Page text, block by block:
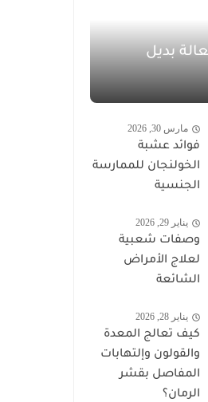
بديل
مارس 30, 2026
فوائد عشبة
الخولنجان للممارسة
الجنسية
يناير 29, 2026
وصفات شعبية
لعلاج الأمراض
الشائعة
يناير 28, 2026
كيف تعالج المعدة
والقولون وإلتهابات
المفاصل بقشر
الرمان؟